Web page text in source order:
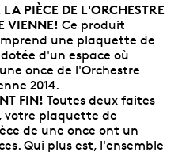
PIÈCE DE L'ORCHESTRE
VIENNE! Ce produit
une plaquette de
d'un espace où
once de l'Orchestre
2014.
FIN! Toutes deux faites
votre plaquette de
de une once ont un
Qui plus est, l'ensemble